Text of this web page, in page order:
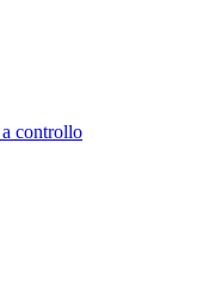
controllo